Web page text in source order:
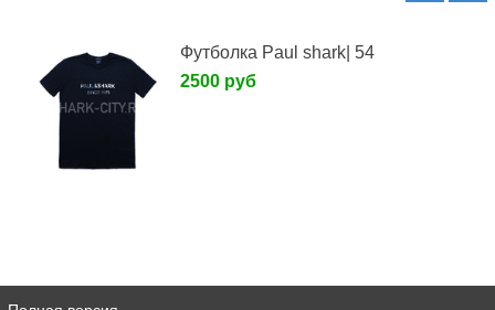
Футболка Paul shark| 54
2500 руб